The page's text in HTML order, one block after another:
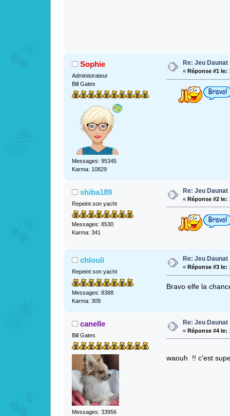
Sophie
Administrateur
Bill Gates
Messages: 95345
Karma: 10829
Re: Jeu Daunat
« Réponse #1 le:
shiba189
Repeint son yacht
Messages: 8530
Karma: 341
Re: Jeu Daunat
« Réponse #2 le:
chlouli
Repeint son yacht
Messages: 8388
Karma: 309
Re: Jeu Daunat
« Réponse #3 le:
Bravo elfe la
canelle
Bill Gates
Messages: 33956
Re: Jeu Daunat
« Réponse #4 le:
waouh !! c'est